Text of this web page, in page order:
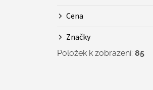
Cena
Značky
Položek k zobrazení: 85